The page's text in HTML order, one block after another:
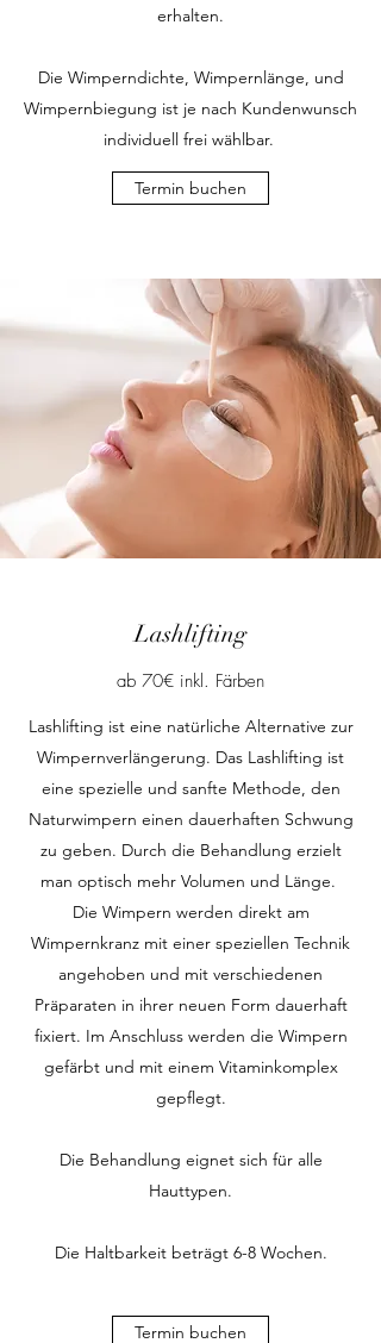
erhalten.
Die Wimperndichte, Wimpernlänge, und
Wimpernbiegung ist je nach Kundenwunsch
individuell frei wählbar.
Termin buchen
Lashlifting
ab 70€ inkl. Färben
Lashlifting ist eine natürliche Alternative zur
Wimpernverlängerung. Das Lashlifting ist
eine spezielle und sanfte Methode, den
Naturwimpern einen dauerhaften Schwung
zu geben. Durch die Behandlung erzielt
man optisch mehr Volumen und Länge.
Die Wimpern werden direkt am
Wimpernkranz mit einer speziellen Technik
angehoben und mit verschiedenen
Präparaten in ihrer neuen Form dauerhaft
fixiert. Im Anschluss werden die Wimpern
gefärbt und mit einem Vitaminkomplex
gepflegt.
Die Behandlung eignet sich für alle
Hauttypen.
Die Haltbarkeit beträgt 6-8 Wochen.
Termin buchen